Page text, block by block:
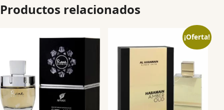
Productos relacionados
¡Oferta!